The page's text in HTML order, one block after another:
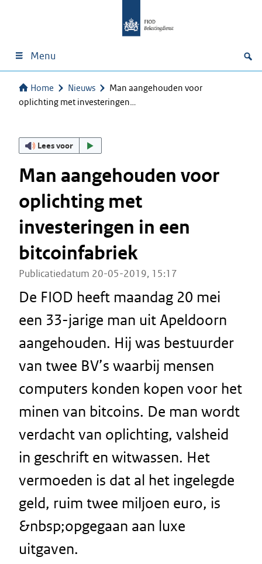
Menu
Home Nieuws
Man aangehouden voor
oplichting met investeringen…
Lees voor
Man aangehouden voor
oplichting met
investeringen in een
bitcoinfabriek
Publicatiedatum 20-05-2019, 15:17
De FIOD heeft maandag 20 mei
een 33-jarige man uit Apeldoorn
aangehouden. Hij was bestuurder
van twee BV’s waarbij mensen
computers konden kopen voor het
minen van bitcoins. De man wordt
verdacht van oplichting, valsheid
in geschrift en witwassen. Het
vermoeden is dat al het ingelegde
geld, ruim twee miljoen euro, is
&nbsp;opgegaan aan luxe
uitgaven.